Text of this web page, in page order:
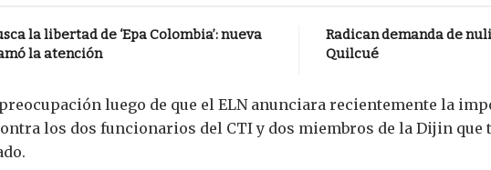
la libertad de ‘Epa Colombia’: nueva
la atención
Radican demanda de
Quilcué
luego de que el ELN anunciara recientemente la
los dos funcionarios del CTI y dos miembros de la Dijin que